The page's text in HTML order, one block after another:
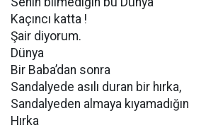
Kaçıncı katta !
Şair diyorum.
Dünya
Bir Baba’dan sonra
Sandalyede asılı duran bir hırka,
Sandalyeden almaya kıyamadığın
Hırka